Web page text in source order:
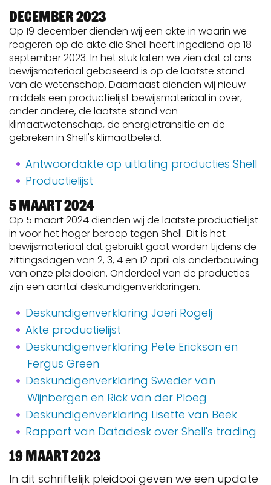
December 2023
Op 19 december dienden wij een akte in waarin we
reageren op de akte die Shell heeft ingediend op 18
september 2023. In het stuk laten we zien dat al ons
bewijsmateriaal gebaseerd is op de laatste stand
van de wetenschap. Daarnaast dienden wij nieuw
middels een productielijst bewijsmateriaal in over,
onder andere, de laatste stand van
klimaatwetenschap, de energietransitie en de
gebreken in Shell's klimaatbeleid.
Antwoordakte op uitlating producties Shell
Productielijst
5 Maart 2024
Op 5 maart 2024 dienden wij de laatste productielijst
in voor het hoger beroep tegen Shell. Dit is het
bewijsmateriaal dat gebruikt gaat worden tijdens de
zittingsdagen van 2, 3, 4 en 12 april als onderbouwing
van onze pleidooien. Onderdeel van de producties
zijn een aantal deskundigenverklaringen.
Deskundigenverklaring Joeri Rogelj
Akte productielijst
Deskundigenverklaring Pete Erickson en
Fergus Green
Deskundigenverklaring Sweder van
Wijnbergen en Rick van der Ploeg
Deskundigenverklaring Lisette van Beek
Rapport van Datadesk over Shell's trading
19 maart 2023
In dit schriftelijk pleidooi geven we een update